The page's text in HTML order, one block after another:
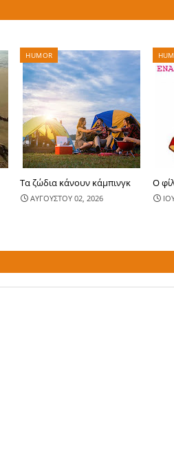
HUMOR
Τα ζώδια κάνουν κάμπινγκ
ΑΥΓΟΥΣΤΟΥ 02, 2026
Ο